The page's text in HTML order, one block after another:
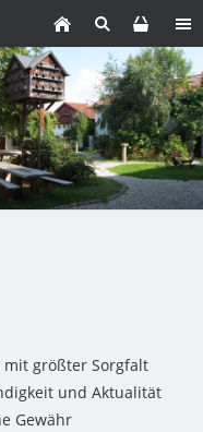
größter Sorgfalt
und Aktualität
Gewähr